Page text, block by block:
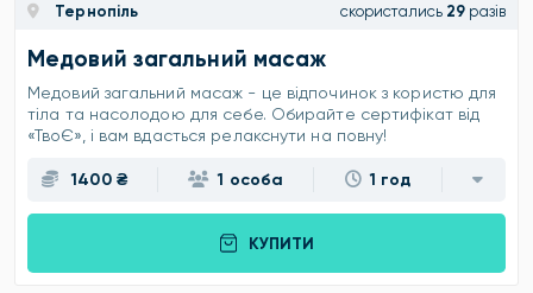
Тернопіль скористались 29 разів
Медовий загальний масаж
Медовий загальний масаж - це відпочинок з користю для
тіла та насолодою для себе. Обирайте сертифікат від
«ТвоЄ», і вам вдасться релакснути на повну!
1400 ₴ 1 особа 1 год
КУПИТИ